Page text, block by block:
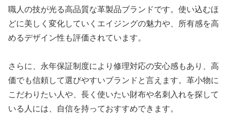
職人の技が光る高品質な革製品ブランドです。使い込むほ
どに美しく変化していくエイジングの魅力や、所有感を高
めるデザイン性も評価されています。
さらに、永年保証制度により修理対応の安心感もあり、高
価でも信頼して選びやすいブランドと言えます。革小物に
こだわりたい人や、長く使いたい財布や名刺入れを探して
いる人には、自信を持っておすすめできます。